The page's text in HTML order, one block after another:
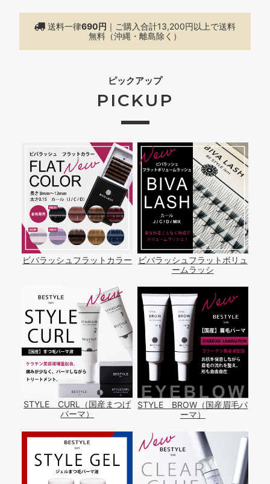
送料一律690円 ｜ご購入合計13,200円以上で送料
無料（沖縄・離島除く）
ピックアップ
PICKUP
ビバラッシュフラットカラー
ビバラッシュフラットボリュ
ームラッシ
STYLE CURL（国産まつげ
パーマ）
STYLE BROW（国産眉毛パ
ーマ）